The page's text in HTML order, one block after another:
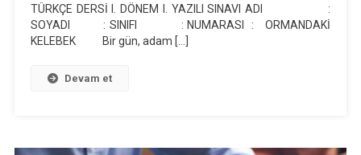
Yazılı
TÜRKÇE DERSİ I. DÖNEM I. YAZILI SINAVI ADI :
SOYADI : SINIFI : NUMARASI : ORMANDAKİ
KELEBEK Bir gün, adam […]
Devam et